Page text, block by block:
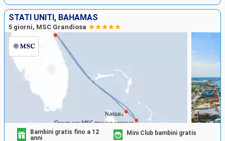
STATI UNITI, BAHAMAS
5 giorni, MSC Grandiosa
Bambini gratis fino a 12
anni
Mini Club bambini gratis